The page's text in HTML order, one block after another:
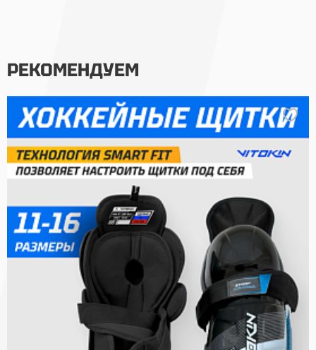
РЕКОМЕНДУЕМ